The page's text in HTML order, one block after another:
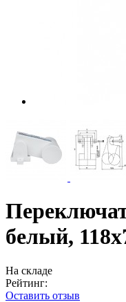
белый,
На складе
Рейтинг:
Оставить отзыв